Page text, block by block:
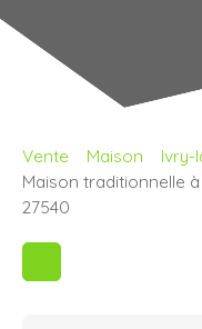
Vente Maison
Ivry-
Maison traditionnelle
27540